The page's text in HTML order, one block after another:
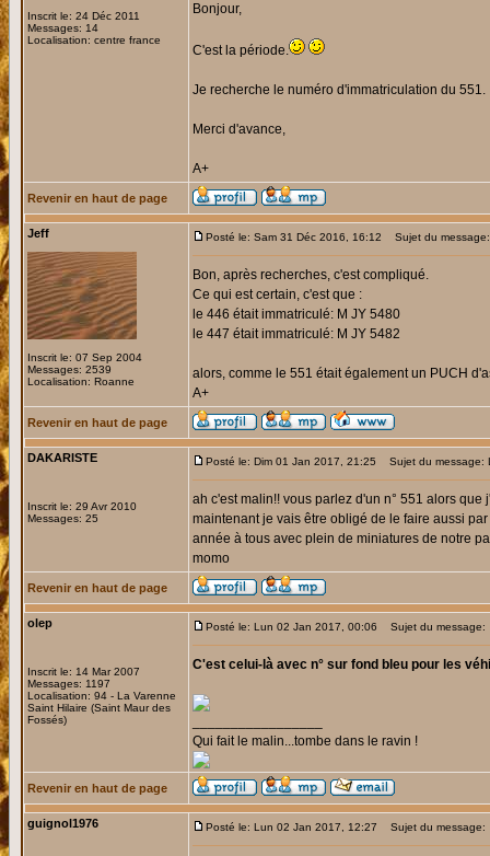
Inscrit le: 24 Déc 2011
Messages: 14
Localisation: centre france
Bonjour,
C'est la période.
Je recherche le numéro d'immatriculation du 551.
Merci d'avance,
A+
Revenir en haut de page
Jeff
Inscrit le: 07 Sep 2004
Messages: 2539
Localisation: Roanne
Posté le: Sam 31 Déc 2016, 16:12 Sujet du message:
Bon, après recherches, c'est compliqué.
Ce qui est certain, c'est que :
le 446 était immatriculé: M JY 5480
le 447 était immatriculé: M JY 5482
alors, comme le 551 était également un PUCH
A+
Revenir en haut de page
DAKARISTE
Inscrit le: 29 Avr 2010
Messages: 25
Posté le: Dim 01 Jan 2017, 21:25 Sujet du message:
ah c'est malin!! vous parlez d'un n° 551 alors
maintenant je vais être obligé de le faire aussi
année à tous avec plein de miniatures de notre
momo
Revenir en haut de page
olep
Inscrit le: 14 Mar 2007
Messages: 1197
Localisation: 94 - La Varenne
Saint Hilaire (Saint Maur des
Fossés)
Posté le: Lun 02 Jan 2017, 00:06 Sujet du message:
C'est celui-là avec n° sur fond bleu pour les
Qui fait le malin...tombe dans le ravin !
Revenir en haut de page
guignol1976 Posté le: Lun 02 Jan 2017, 12:27 Sujet du message: